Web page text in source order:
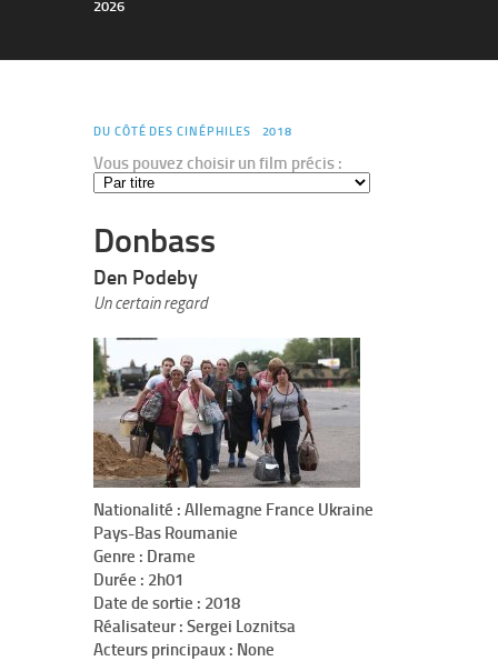
2026
DU CÔTÉ DES CINÉPHILES 2018
Vous pouvez choisir un film précis :
Donbass
Den Podeby
Un certain regard
Nationalité : Allemagne France Ukraine
Pays-Bas Roumanie
Genre : Drame
Durée : 2h01
Date de sortie : 2018
Réalisateur : Sergei Loznitsa
Acteurs principaux : None